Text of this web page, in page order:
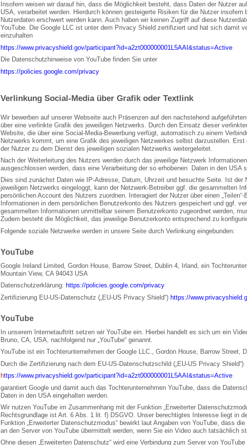
Insofern weisen wir darauf hin, dass die Möglichkeit besteht, dass Daten der Nutzer
USA, verarbeitet werden. Hierdurch können gesteigerte Risiken für die Nutzer
Nutzerdaten erschwert werden kann. Auch haben wir keinen Zugriff auf diese
YouTube. Die Google LLC ist unter dem Privacy Shield zertifiziert und hat sich damit
einzuhalten
https://www.privacyshield.gov/participant?id=a2zt000000001L5AAI&status=Active
Die Datenschutzhinweise von YouTube finden Sie unter
https://policies.google.com/privacy
Verlinkung Social-Media über Grafik oder Textlink
Wir bewerben auf unserer Webseite auch Präsenzen auf den nachstehend
über eine verlinkte Grafik des jeweiligen Netzwerks. Durch den Einsatz dieser
Website, die über eine Social-Media-Bewerbung verfügt, automatisch zu einem
Netzwerks kommt, um eine Grafik des jeweiligen Netzwerkes selbst darzustellen.
der Nutzer zu dem Dienst des jeweiligen sozialen Netzwerks weitergeleitet.
Nach der Weiterleitung des Nutzers werden durch das jeweilige Netzwerk
ausgeschlossen werden, dass eine Verarbeitung der so erhobenen Daten in den USA
Dies sind zunächst Daten wie IP-Adresse, Datum, Uhrzeit und besuchte Seite. Ist der
jeweiligen Netzwerks eingeloggt, kann der Netzwerk-Betreiber ggf. die gesammelten
persönlichen Account des Nutzers zuordnen. Interagiert der Nutzer über einen
Informationen in dem persönlichen Benutzerkonto des Nutzers gespeichert und ggf.
gesammelten Informationen unmittelbar seinem Benutzerkonto zugeordnet werden,
Zudem besteht die Möglichkeit, das jeweilige Benutzerkonto entsprechend zu
Folgende soziale Netzwerke werden in unsere Seite durch Verlinkung eingebunden:
YouTube
Google Ireland Limited, Gordon House, Barrow Street, Dublin 4, Irland, ein
Mountain View, CA 94043 USA
Datenschutzerklärung: https://policies.google.com/privacy
Zertifizierung EU-US-Datenschutz („EU-US Privacy Shield“) https://
YouTube
In unserem Internetauftritt setzen wir YouTube ein. Hierbei handelt es sich um ein
Bruno, CA, USA, nachfolgend nur „YouTube“ genannt.
YouTube ist ein Tochterunternehmen der Google LLC., Gordon House, Barrow Street,
Durch die Zertifizierung nach dem EU-US-Datenschutzschild („EU-US Privacy Shield“)
https://www.privacyshield.gov/participant?id=a2zt000000001L5AAI&status=Active
garantiert Google und damit auch das Tochterunternehmen YouTube, dass die
Daten in den USA eingehalten werden.
Wir nutzen YouTube im Zusammenhang mit der Funktion „Erweiterter
Rechtsgrundlage ist Art. 6 Abs. 1 lit. f) DSGVO. Unser berechtigtes Interesse liegt in
Funktion „Erweiterter Datenschutzmodus“ bewirkt laut Angaben von YouTube, dass
an den Server von YouTube übermittelt werden, wenn Sie ein Video auch tatsächlich
Ohne diesen „Erweiterten Datenschutz“ wird eine Verbindung zum Server von